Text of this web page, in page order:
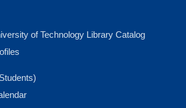
of Technology Library Catalog